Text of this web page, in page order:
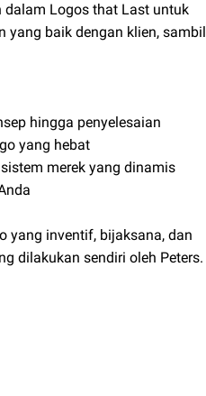
dalam Logos that Last untuk
yang baik dengan klien, sambil
hingga penyelesaian
yang hebat
merek yang dinamis
yang inventif, bijaksana, dan
dilakukan sendiri oleh Peters.